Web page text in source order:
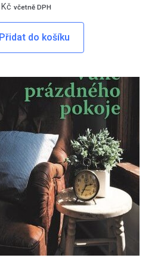
Kč včetně DPH
Přidat do košíku